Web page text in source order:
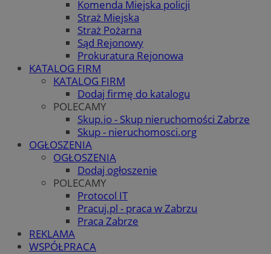
Komenda Miejska policji
Straż Miejska
Straż Pożarna
Sąd Rejonowy
Prokuratura Rejonowa
KATALOG FIRM
KATALOG FIRM
Dodaj firmę do katalogu
POLECAMY
Skup.io - Skup nieruchomości Zabrze
Skup - nieruchomosci.org
OGŁOSZENIA
OGŁOSZENIA
Dodaj ogłoszenie
POLECAMY
Protocol IT
Pracuj.pl - praca w Zabrzu
Praca Zabrze
REKLAMA
WSPÓŁPRACA